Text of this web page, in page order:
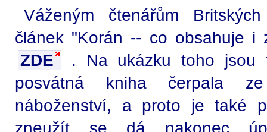
Váženým čtenářům
článek "Korán -- co obsahuje i
ZDE
. Na ukázku toho jsou
posvátná kniha čerpala ze
náboženství, a proto je také
zneužít se dá nakonec